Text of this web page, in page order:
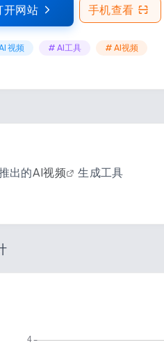
开网站 手机查看
视频 # AI工具 # AI视频
出的AI视频 生成工具